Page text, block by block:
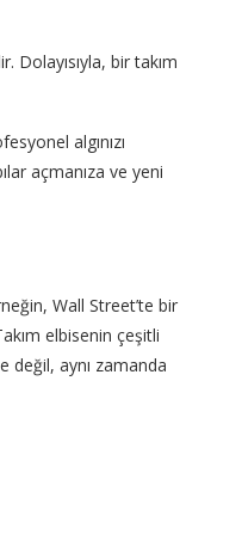
Dolayısıyla, bir takım
algınızı
açmanıza ve yeni
Wall Street’te bir
elbisenin çeşitli
değil, aynı zamanda